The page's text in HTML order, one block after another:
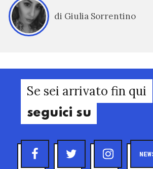
di Giulia Sorrentino
Se sei arrivato fin qui
seguici su